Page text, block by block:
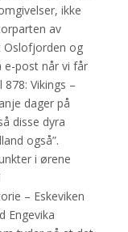
ikke
av
Oslofjorden og
e-post når vi får
Vikings –
dager på
disse dyra
også”.
i ørene
– Eskeviken
Engevika